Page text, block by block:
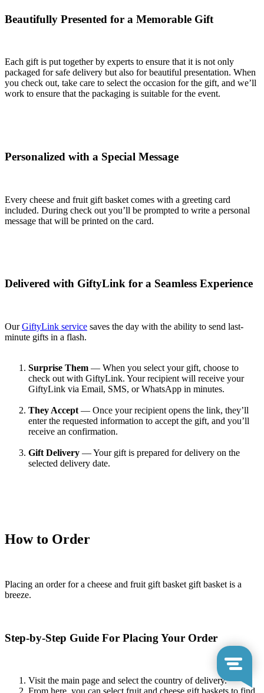
Beautifully Presented for a Memorable Gift
Each gift is put together by experts to ensure that it is not only
packaged for safe delivery but also for beautiful presentation. When
you check out, take care to select the occasion for the gift, and we’ll
work to ensure that the packaging is suitable for the event.
Personalized with a Special Message
Every cheese and fruit gift basket comes with a greeting card
included. During check out you’ll be prompted to write a personal
message that will be printed on the card.
Delivered with GiftyLink for a Seamless Experience
OurGiftyLink service saves the day with the ability to send last-
minute gifts in a flash.
Surprise Them — When you select your gift, choose to
check out with GiftyLink. Your recipient will receive your
GiftyLink via Email, SMS, or WhatsApp in minutes.
They Accept — Once your recipient opens the link, they’ll
enter the requested information to accept the gift, and you’ll
receive an confirmation.
Gift Delivery — Your gift is prepared for delivery on the
selected delivery date.
How to Order
Placing an order for a cheese and fruit gift basket gift basket is a
breeze.
Step-by-Step Guide For Placing Your Order
Visit the main page and select the country of delivery.